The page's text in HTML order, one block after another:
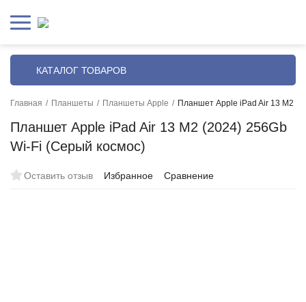
КАТАЛОГ ТОВАРОВ
Главная / Планшеты / Планшеты Apple / Планшет Apple iPad Air 13 M2
Планшет Apple iPad Air 13 M2 (2024) 256Gb
Wi-Fi (Серый космос)
Оставить отзыв Избранное Сравнение